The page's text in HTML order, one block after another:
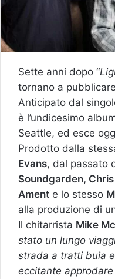
Sette anni dopo “
tornano a
Anticipato dal
è l’undicesimo
Seattle, ed esce
Prodotto dalla
Evans, dal passato
Soundgarden,
Ament e lo stesso
alla produzione di
Il chitarrista Mike
stato un lungo
strada a tratti buia
eccitante